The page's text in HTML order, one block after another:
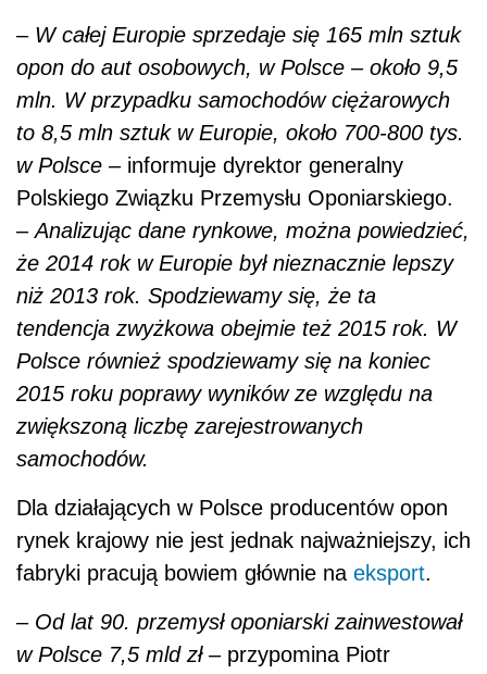
– W całej Europie sprzedaje się 165 mln sztuk
opon do aut osobowych, w Polsce – około 9,5
mln. W przypadku samochodów ciężarowych
to 8,5 mln sztuk w Europie, około 700-800 tys.
w Polsce – informuje dyrektor generalny
Polskiego Związku Przemysłu Oponiarskiego.
–Analizując dane rynkowe, można powiedzieć,
że 2014 rok w Europie był nieznacznie lepszy
niż 2013 rok. Spodziewamy się, że ta
tendencja zwyżkowa obejmie też 2015 rok. W
Polsce również spodziewamy się na koniec
2015 roku poprawy wyników ze względu na
zwiększoną liczbę zarejestrowanych
samochodów.
Dla działających w Polsce producentów opon
rynek krajowy nie jest jednak najważniejszy, ich
fabryki pracują bowiem głównie na eksport.
– Od lat 90. przemysł oponiarski zainwestował
w Polsce 7,5 mld zł –przypomina Piotr